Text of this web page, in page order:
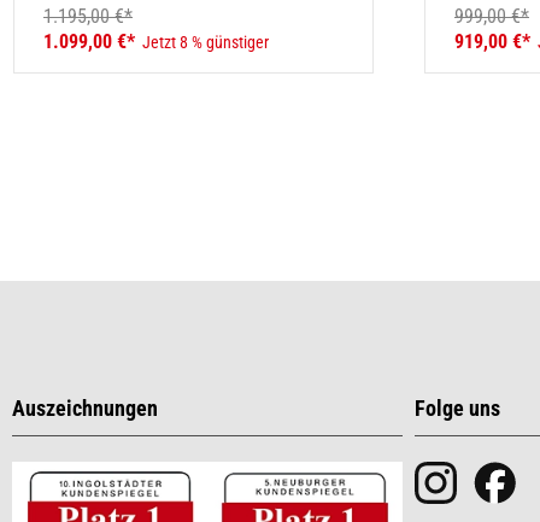
1.195,00 €*
1.099,00 €* Jetzt 8 % günstiger
999,00 €*
919,00 €*
Auszeichnungen Folge uns